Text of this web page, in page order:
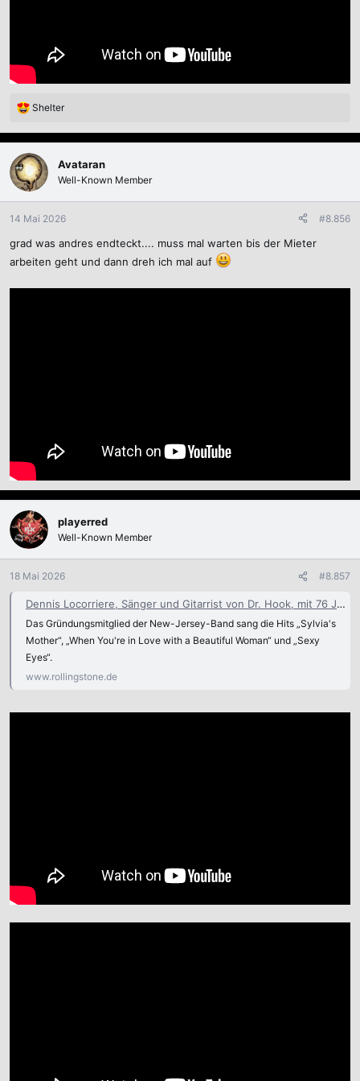
R
a
k
t
i
o
n
n
:
Shelter
Avataran
Well-Known Member
14 Mai 2026 #8.856
grad was andres endteckt.... muss mal warten bis der Mieter
arbeiten geht und dann dreh ich mal auf
playerred
Well-Known Member
18 Mai 2026 #8.857
Dennis Locorriere, Sänger und Gitarrist von Dr. Hook, mit 76 Jahren gestorben
Das Gründungsmitglied der New-Jersey-Band sang die Hits „Sylvia's
Mother“, „When You're in Love with a Beautiful Woman“ und „Sexy
Eyes“.
www.rollingstone.de